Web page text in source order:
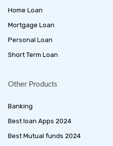
Home Loan
Mortgage Loan
Personal Loan
Short Term Loan
Other Products
Banking
Best loan Apps 2024
Best Mutual funds 2024